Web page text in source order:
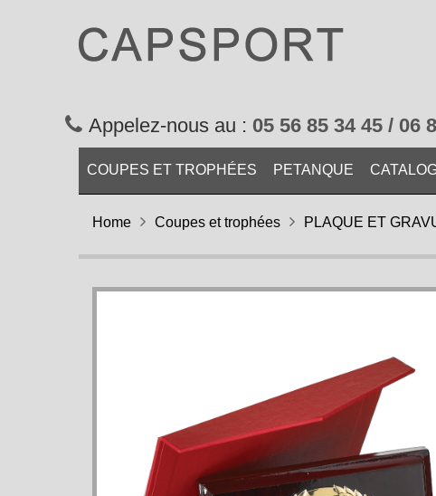
Appelez-nous au : 05 56 85 34 45 / 06
COUPES ET TROPHÉES PETANQUE
Home Coupes et trophées PLAQUE ET